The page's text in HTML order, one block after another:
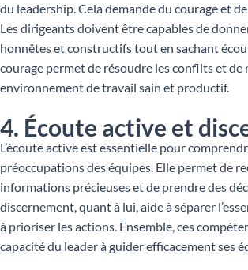
du leadership. Cela demande du courage et
Les dirigeants doivent être capables de
honnêtes et constructifs tout en sachant
courage permet de résoudre les conflits et de
environnement de travail sain et productif.
4. Écoute active et
L’écoute active est essentielle pour
préoccupations des équipes. Elle permet de
informations précieuses et de prendre des
discernement, quant à lui, aide à séparer
à prioriser les actions. Ensemble, ces
capacité du leader à guider efficacement ses